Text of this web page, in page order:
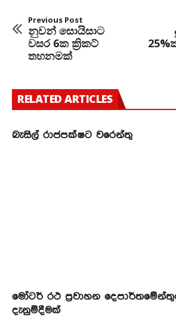
Previous Post
නුවන් සොයිසාට
වසර 6ක ක්‍රිකට්
තහනමක්
RELATED ARTICLES
බැසිල් රාජපක්ෂට වරෙන්තු
මෝටර් රථ ප්‍රවාහන
දැනුම්දීමක්